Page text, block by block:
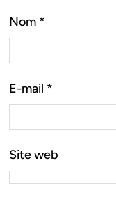
Nom *
E-mail *
Site web